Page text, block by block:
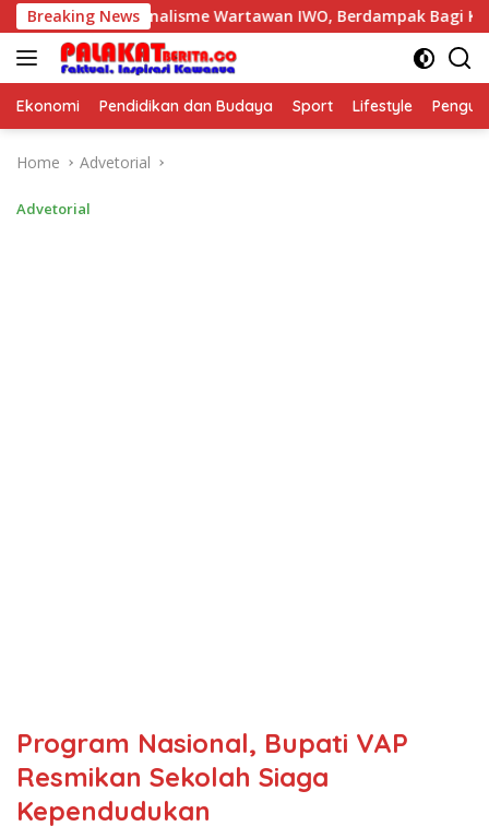
Skip
to
content
Breaking News
Profesionalisme Wartawan IWO, Berdampak Bagi Kebaikan
Ekonomi Pendidikan dan Budaya Sport Lifestyle
Home Advetorial
Advetorial
Program Nasional, Bupati VAP
Resmikan Sekolah Siaga
Kependudukan